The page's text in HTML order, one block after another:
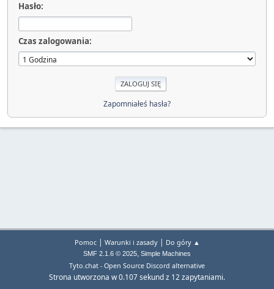
Hasło:
Czas zalogowania:
Zapomniałeś hasła?
Pomoc| Warunki i zasady| Do góry ▲
SMF 2.1.6 © 2025, Simple Machines
Tyto.chat - Open Source Discord alternative
Strona utworzona w 0.107 sekund z 12 zapytaniami.